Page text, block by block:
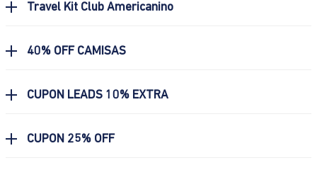
Travel Kit Club Americanino
40% OFF CAMISAS
CUPON LEADS 10% EXTRA
CUPON 25% OFF